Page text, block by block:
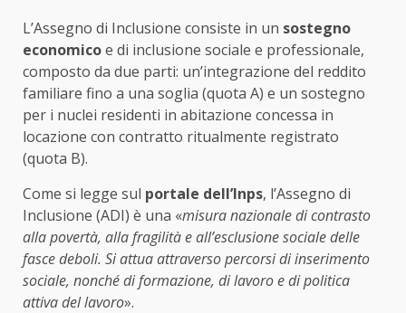
L’Assegno di Inclusione consiste in un sostegno
economicoe di inclusione sociale e professionale,
composto da due parti: un’integrazione del reddito
familiare fino a una soglia (quota A) e un sostegno
per i nuclei residenti in abitazione concessa in
locazione con contratto ritualmente registrato
(quota B).
Come si legge sul portale dell’Inps, l’Assegno di
Inclusione (ADI) è una «misura nazionale di contrasto
alla povertà, alla fragilità e all’esclusione sociale delle
fasce deboli. Si attua attraverso percorsi di inserimento
sociale, nonché di formazione, di lavoro e di politica
attiva del lavoro».